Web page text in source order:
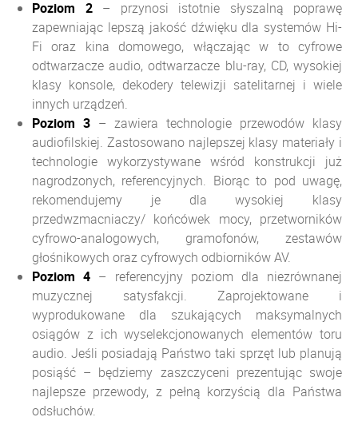
Poziom 2– przynosi istotnie słyszalną poprawę
zapewniając lepszą jakość dźwięku dla systemów Hi-
Fi oraz kina domowego, włączając w to cyfrowe
odtwarzacze audio, odtwarzacze blu-ray, CD, wysokiej
klasy konsole, dekodery telewizji satelitarnej i wiele
innych urządzeń.
Poziom 3 – zawiera technologie przewodów klasy
audiofilskiej. Zastosowano najlepszej klasy materiały i
technologie wykorzystywane wśród konstrukcji już
nagrodzonych, referencyjnych. Biorąc to pod uwagę,
rekomendujemy je dla wysokiej klasy
przedwzmacniaczy/ końcówek mocy, przetworników
cyfrowo-analogowych, gramofonów, zestawów
głośnikowych oraz cyfrowych odbiorników AV.
Poziom 4 – referencyjny poziom dla niezrównanej
muzycznej satysfakcji. Zaprojektowane i
wyprodukowane dla szukających maksymalnych
osiągów z ich wyselekcjonowanych elementów toru
audio. Jeśli posiadają Państwo taki sprzęt lub planują
posiąść – będziemy zaszczyceni prezentując swoje
najlepsze przewody, z pełną korzyścią dla Państwa
odsłuchów.